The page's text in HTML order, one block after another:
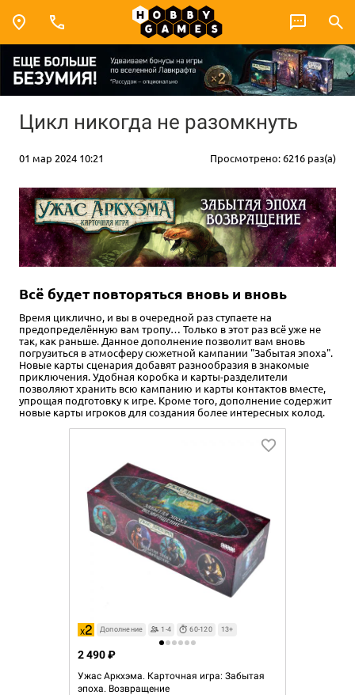
Цикл никогда не разомкнуть
01 мар 2024 10:21 Просмотрено: 6216 раз(а)
Всё будет повторяться вновь и вновь
Время циклично, и вы в очередной раз ступаете на
предопределённую вам тропу… Только в этот раз всё уже не
так, как раньше. Данное дополнение позволит вам вновь
погрузиться в атмосферу сюжетной кампании "Забытая эпоха".
Новые карты сценария добавят разнообразия в знакомые
приключения. Удобная коробка и карты-разделители
позволяют хранить всю кампанию и карты контактов вместе,
упрощая подготовку к игре. Кроме того, дополнение содержит
новые карты игроков для создания более интересных колод.
Дополнение 1-4 60-120 13+
Ужас Аркхэма. Карточная игра: Забытая
эпоха. Возвращение
2 490 ₽